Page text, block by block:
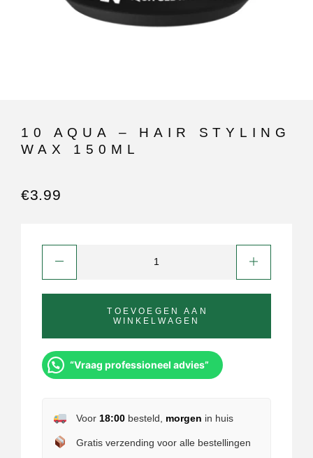
10 AQUA – HAIR STYLING
WAX 150ML
€3.99
TOEVOEGEN AAN
WINKELWAGEN
“Vraag professioneel advies”
Voor 18:00besteld, morgen in huis
Gratis verzending voor alle bestellingen